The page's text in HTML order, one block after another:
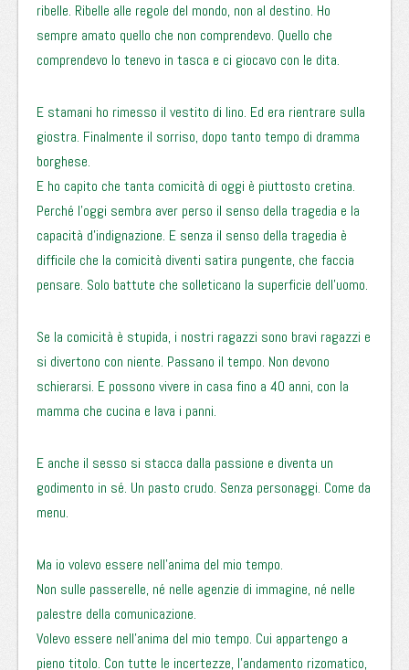
ribelle. Ribelle alle regole del mondo, non al destino. Ho
sempre amato quello che non comprendevo. Quello che
comprendevo lo tenevo in tasca e ci giocavo con le dita.
E stamani ho rimesso il vestito di lino. Ed era rientrare sulla
giostra. Finalmente il sorriso, dopo tanto tempo di dramma
borghese.
E ho capito che tanta comicità di oggi è piuttosto cretina.
Perché l’oggi sembra aver perso il senso della tragedia e la
capacità d’indignazione. E senza il senso della tragedia è
difficile che la comicità diventi satira pungente, che faccia
pensare. Solo battute che solleticano la superficie dell’uomo.
Se la comicità è stupida, i nostri ragazzi sono bravi ragazzi e
si divertono con niente. Passano il tempo. Non devono
schierarsi. E possono vivere in casa fino a 40 anni, con la
mamma che cucina e lava i panni.
E anche il sesso si stacca dalla passione e diventa un
godimento in sé. Un pasto crudo. Senza personaggi. Come da
menu.
Ma io volevo essere nell’anima del mio tempo.
Non sulle passerelle, né nelle agenzie di immagine, né nelle
palestre della comunicazione.
Volevo essere nell’anima del mio tempo. Cui appartengo a
pieno titolo. Con tutte le incertezze, l’andamento rizomatico,